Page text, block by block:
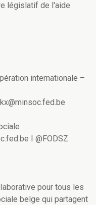
législatif de l'aide
internationale –
I @FODSZ
pour tous les
belge qui partagent